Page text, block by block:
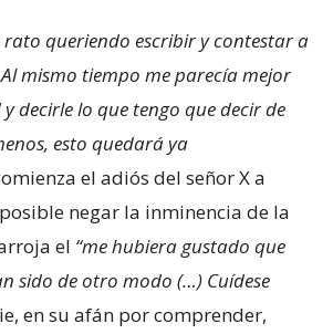
rato queriendo escribir y contestar a
mismo tiempo me parecía mejor
decirle lo que tengo que decir de
esto quedará ya
el adiós del señor X a
negar la inminencia de la
el “me hubiera gustado que
sido de otro modo (…) Cuídese
en su afán por comprender,